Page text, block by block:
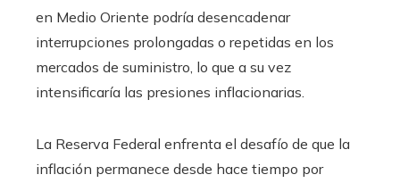
en Medio Oriente podría desencadenar
interrupciones prolongadas o repetidas en los
mercados de suministro, lo que a su vez
intensificaría las presiones inflacionarias.
La Reserva Federal enfrenta el desafío de que la
inflación permanece desde hace tiempo por